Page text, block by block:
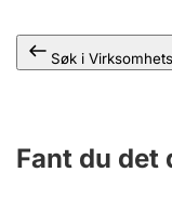
Søk i
Fant du det